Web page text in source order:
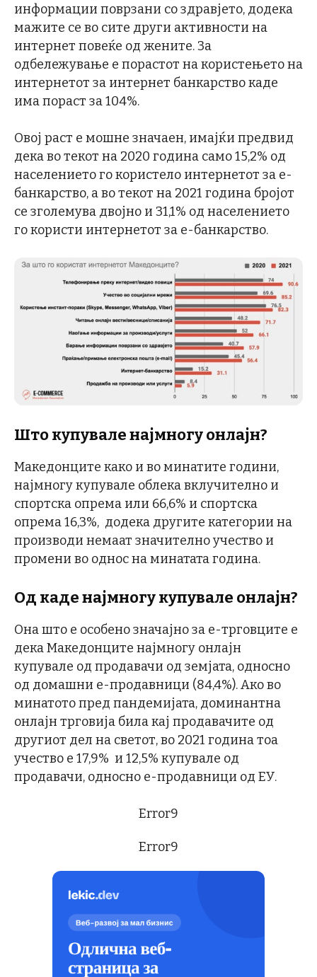
информации поврзани со здравјето, додека
мажите се во сите други активности на
интернет повеќе од жените. За
одбележување е порастот на користењето на
интернетот за интернет банкарство каде
има пораст за 104%.
Овој раст е мошне значаен, имајќи предвид
дека во текот на 2020 година само 15,2% од
населението го користело интернетот за е-
банкарство, а во текот на 2021 година бројот
се зголемува двојно и 31,1% од населението
го користи интернетот за е-банкарство.
Што купувале најмногу онлајн?
Македонците како и во минатите години,
најмногу купувале облека вклучително и
спортска опрема или 66,6% и спортска
опрема 16,3%, додека другите категории на
производи немаат значително учество и
промени во однос на минатата година.
Од каде најмногу купувале онлајн?
Она што е особено значајно за е-трговците е
дека Македонците најмногу онлајн
купувале од продавачи од земјата, односно
од домашни е-продавници (84,4%). Ако во
минатото пред пандемијата, доминантна
онлајн трговија била кај продавачите од
другиот дел на светот, во 2021 година тоа
учество е 17,9% и 12,5% купувале од
продавачи, односно е-продавници од ЕУ.
Error9
Error9